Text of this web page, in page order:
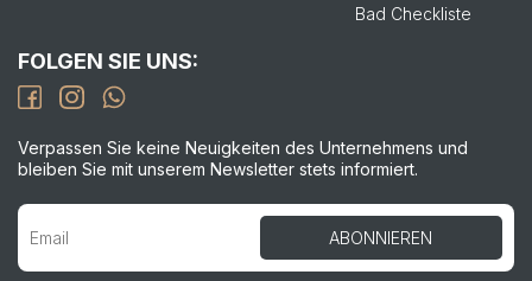
Bad Checkliste
FOLGEN SIE UNS:
Verpassen Sie keine Neuigkeiten des Unternehmens und
bleiben Sie mit unserem Newsletter stets informiert.